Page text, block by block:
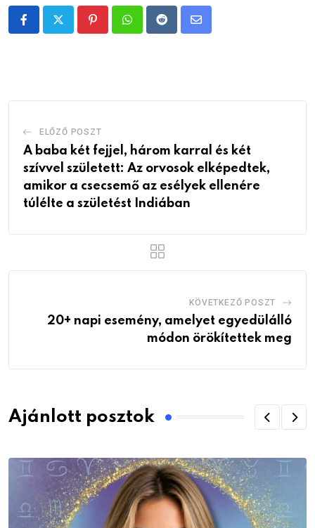
PinterestWhatsappRedditShare
ELŐZŐ POSZT
A baba két fejjel, három karral és két
szívvel született: Az orvosok elképedtek,
amikor a csecsemő az esélyek ellenére
túlélte a születést Indiában
KÖVETKEZŐ POSZT
20+ napi esemény, amelyet egyedülálló
módon örökítettek meg
Ajánlott posztok